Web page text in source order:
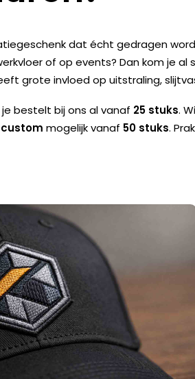
dat écht gedragen
of op events? Dan kom je al
grote invloed op uitstraling,
je bestelt bij ons al vanaf 25 stuks.
mogelijk vanaf 50 stuks.